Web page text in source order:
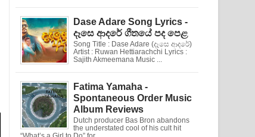
Dase Adare Song Lyrics -
දෑසෙ ආදරේ ගීතයේ පද පෙළ
Song Title : Dase Adare (දෑසෙ ආදරේ)
Artist : Ruwan Hettiarachchi Lyrics :
Sajith Akmeemana Music ...
Fatima Yamaha -
Spontaneous Order Music
Album Reviews
Dutch producer Bas Bron abandons
the understated cool of his cult hit